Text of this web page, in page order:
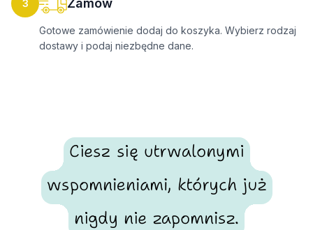
3 Zamów
Gotowe zamówienie dodaj do koszyka. Wybierz rodzaj
dostawy i podaj niezbędne dane.
Ciesz się utrwalonymi
wspomnieniami, których już
nigdy nie zapomnisz.